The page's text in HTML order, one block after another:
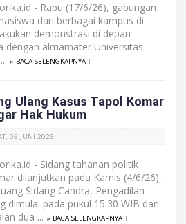
- Rabu (17/6/26), gabungan
dari berbagai kampus di
demonstrasi di depan
dengan almamater Universitas
» BACA SELENGKAPNYA ]
Ulang Kasus Tapol Komar
Hak Hukum
05 JUNI 2026
- Sidang tahanan politik
dilanjutkan pada Kamis (4/6/26),
Sidang Candra, Pengadilan
dimulai pada pukul 15.30 WIB dan
dua ... » BACA SELENGKAPNYA ]